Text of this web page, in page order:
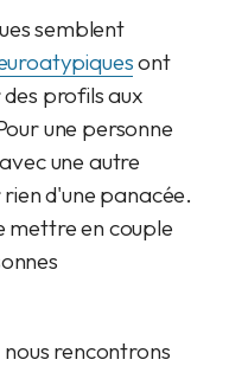
semblent
ont
profils aux
une personne
une autre
d'une panacée.
mettre en couple
rencontrons